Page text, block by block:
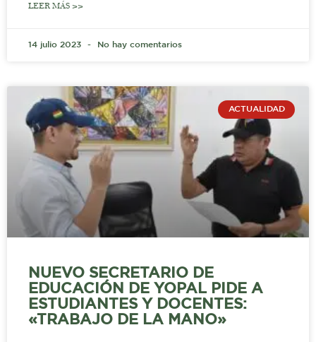
LEER MÁS >>
14 julio 2023 No hay comentarios
ACTUALIDAD
NUEVO SECRETARIO DE
EDUCACIÓN DE YOPAL PIDE A
ESTUDIANTES Y DOCENTES:
«TRABAJO DE LA MANO»